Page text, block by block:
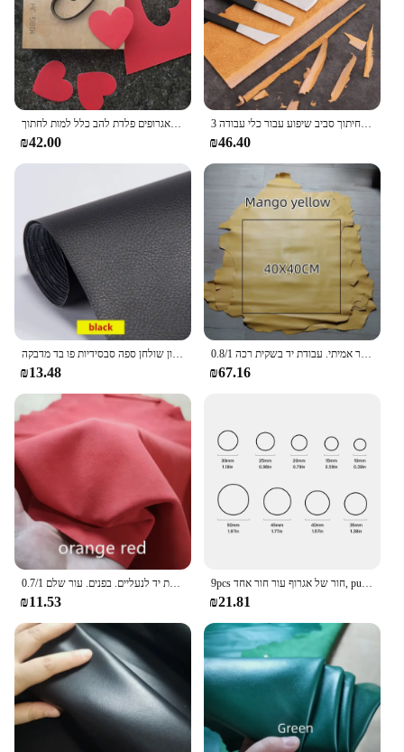
₪42.00
3 חתיכות סכין עור ערכת חיתוך סביב שיפוע עבור כלי עבודה latherercraft כלי עבודה כלי להב פלדה גבוהה פחמן סט
₪46.40
₪13.48 ₪67.16
0.7/1 מ "מ מעור אדום כפור. עור השכבה הראשונה. עור אמיתי. גסה בעבודת יד לנעליים. בפנים. עור שלם
₪11.53
9pcs חור של אגרוף עור חור אחד, punchchch10 15 15 20 25 30 35 40 45 50 מ "מ גבוה פחמן פלדה חותך כלי Cu ku
₪21.81